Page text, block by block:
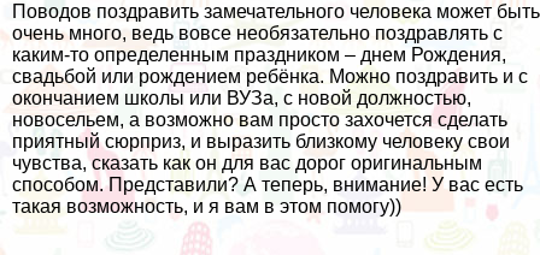
Поводов поздравить замечательного человека может быть
очень много, ведь вовсе необязательно поздравлять с
каким-то определенным праздником – днем Рождения,
свадьбой или рождением ребёнка. Можно поздравить и с
окончанием школы или ВУЗа, с новой должностью,
новосельем, а возможно вам просто захочется сделать
приятный сюрприз, и выразить близкому человеку свои
чувства, сказать как он для вас дорог оригинальным
способом. Представили? А теперь, внимание! У вас есть
такая возможность, и я вам в этом помогу))